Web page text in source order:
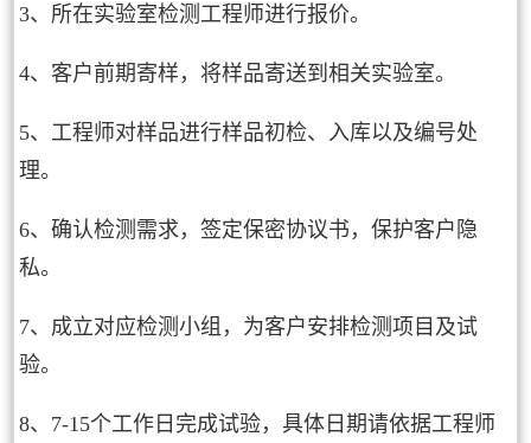
3、所在实验室检测工程师进行报价。
4、客户前期寄样，将样品寄送到相关实验室。
5、工程师对样品进行样品初检、入库以及编号处
理。
6、确认检测需求，签定保密协议书，保护客户隐
私。
7、成立对应检测小组，为客户安排检测项目及试
验。
8、7-15个工作日完成试验，具体日期请依据工程师